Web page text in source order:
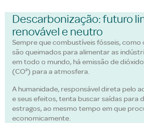
Descarbonização: futuro
renovável e neutro
Sempre que combustíveis fósseis,
são queimados para alimentar as
em todo o mundo, há emissão de
(CO²) para a atmosfera.
A humanidade, responsável direta pelo
e seus efeitos, tenta buscar saídas para
estragos, ao mesmo tempo em que
economicamente.